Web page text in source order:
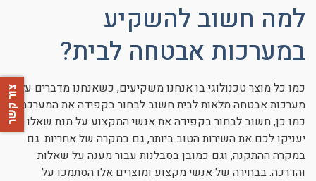
למה חשוב להשקיע
במערכות אבטחה לבית?
כמו כל מוצר טכנולוגי בו אנחנו משקיעים, כשאנחנו מדברים על
מערכות אבטחה מלאות לבית חשוב לבחור בקפידה את המערכת.
כמו כן, חשוב לבחור בקפידה את אנשי המקצוע על מנת שאלו
יעניקו לכם את השירות הטוב ביותר, גם במקרה של אחריות. גם
במקרה ההתקנה, וגם כמובן בסבלנות עבור מענה על שאלות
והדרכה. בבחירה של אנשי מקצוע ומוצרים אלו הסתמכו על
צור קשר